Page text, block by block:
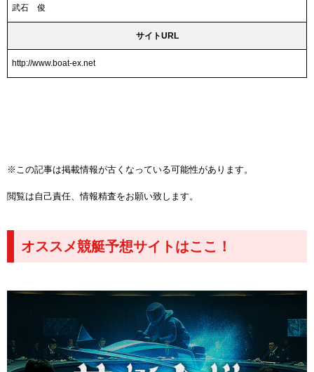
武石 俊
サイトURL
http://www.boat-ex.net
※この記事は掲載情報が古くなっている可能性があります。
閲覧は自己責任、情報精査をお願い致します。
オススメ競艇予想サイトはここ！